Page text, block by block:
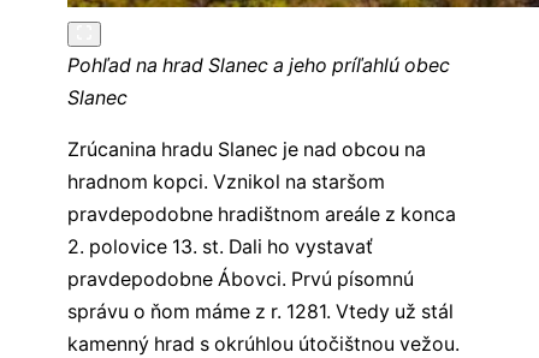
Pohľad na hrad Slanec a jeho príľahlú obec
Slanec
Zrúcanina hradu Slanec je nad obcou na
hradnom kopci. Vznikol na staršom
pravdepodobne hradištnom areále z konca
2. polovice 13. st. Dali ho vystavať
pravdepodobne Ábovci. Prvú písomnú
správu o ňom máme z r. 1281. Vtedy už stál
kamenný hrad s okrúhlou útočištnou vežou.